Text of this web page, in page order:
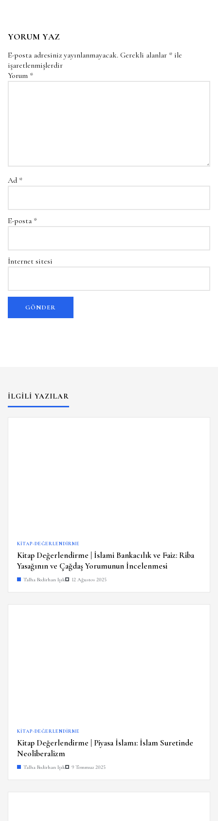
YORUM YAZ
E-posta adresiniz yayınlanmayacak. Gerekli alanlar * ile
işaretlenmişlerdir
Yorum *
Ad *
E-posta *
İnternet sitesi
İLGILI YAZILAR
KITAP-DEĞERLENDIRME
Kitap Değerlendirme | İslami Bankacılık ve Faiz: Riba
Yasağının ve Çağdaş Yorumunun İncelenmesi
Talha Bedirhan Işık 12 Ağustos 2025
KITAP-DEĞERLENDIRME
Kitap Değerlendirme | Piyasa İslamı: İslam Suretinde
Neoliberalizm
Talha Bedirhan Işık 9 Temmuz 2025